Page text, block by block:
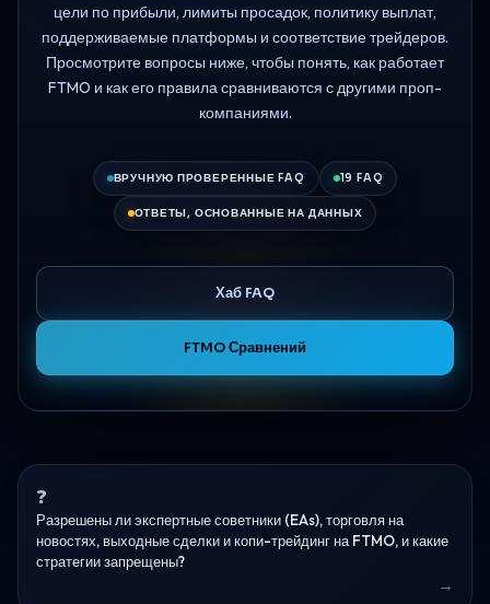
цели по прибыли, лимиты просадок, политику выплат,
поддерживаемые платформы и соответствие трейдеров.
Просмотрите вопросы ниже, чтобы понять, как работает
FTMO и как его правила сравниваются с другими проп-
компаниями.
ВРУЧНУЮ ПРОВЕРЕННЫЕ FAQ 19 FAQ
ОТВЕТЫ, ОСНОВАННЫЕ НА ДАННЫХ
Хаб FAQ
FTMO Сравнений
Разрешены ли экспертные советники (EAs), торговля на
новостях, выходные сделки и копи-трейдинг на FTMO, и какие
стратегии запрещены?